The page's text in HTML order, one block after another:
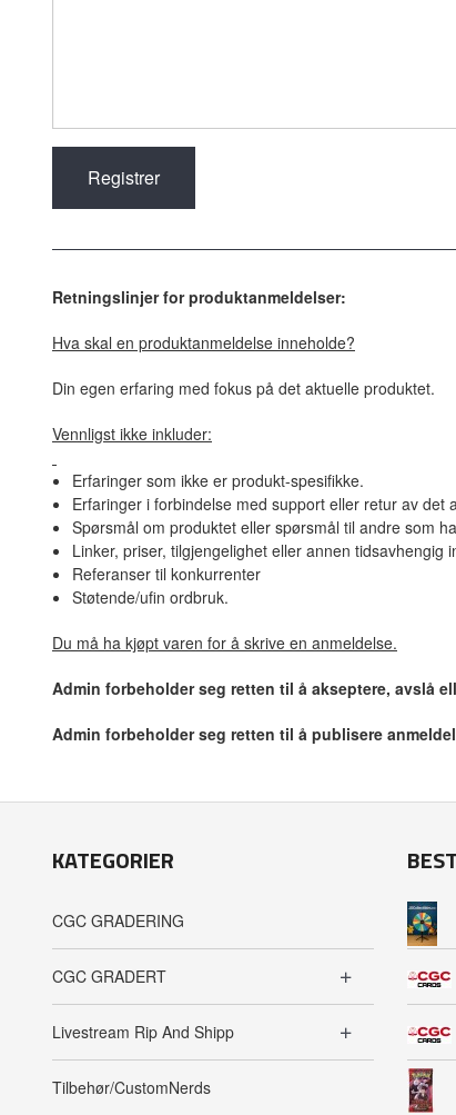
Retningslinjer for produktanmeldelser:
Hva skal en produktanmeldelse inneholde?
Din egen erfaring med fokus på det aktuelle produktet.
Vennligst ikke inkluder:
Erfaringer som ikke er produkt-spesifikke.
Erfaringer i forbindelse med support eller retur av det
Spørsmål om produktet eller spørsmål til andre som
Linker, priser, tilgjengelighet eller annen tidsavhengig
Referanser til konkurrenter
Støtende/ufin ordbruk.
Du må ha kjøpt varen for å skrive en anmeldelse.
Admin forbeholder seg retten til å akseptere, avslå
Admin forbeholder seg retten til å publisere
KATEGORIER
CGC GRADERING
CGC GRADERT
Livestream Rip And Shipp
Tilbehør/CustomNerds